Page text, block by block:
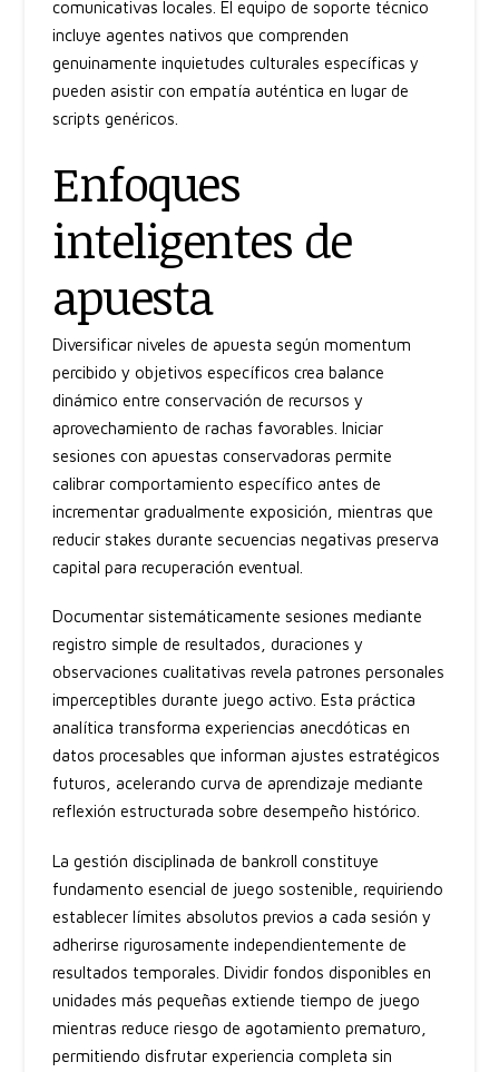
comunicativas locales. El equipo de soporte técnico
incluye agentes nativos que comprenden
genuinamente inquietudes culturales específicas y
pueden asistir con empatía auténtica en lugar de
scripts genéricos.
Enfoques
inteligentes de
apuesta
Diversificar niveles de apuesta según momentum
percibido y objetivos específicos crea balance
dinámico entre conservación de recursos y
aprovechamiento de rachas favorables. Iniciar
sesiones con apuestas conservadoras permite
calibrar comportamiento específico antes de
incrementar gradualmente exposición, mientras que
reducir stakes durante secuencias negativas preserva
capital para recuperación eventual.
Documentar sistemáticamente sesiones mediante
registro simple de resultados, duraciones y
observaciones cualitativas revela patrones personales
imperceptibles durante juego activo. Esta práctica
analítica transforma experiencias anecdóticas en
datos procesables que informan ajustes estratégicos
futuros, acelerando curva de aprendizaje mediante
reflexión estructurada sobre desempeño histórico.
La gestión disciplinada de bankroll constituye
fundamento esencial de juego sostenible, requiriendo
establecer límites absolutos previos a cada sesión y
adherirse rigurosamente independientemente de
resultados temporales. Dividir fondos disponibles en
unidades más pequeñas extiende tiempo de juego
mientras reduce riesgo de agotamiento prematuro,
permitiendo disfrutar experiencia completa sin